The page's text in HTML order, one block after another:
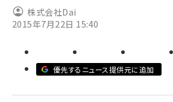
セミナー (2310)
meo (1277)
株式会社Dai
2015年7月22日 15:40
優先するニュース提供元に追加